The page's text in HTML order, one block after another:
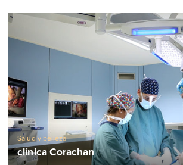
Salud y belleza
clínica Corachan